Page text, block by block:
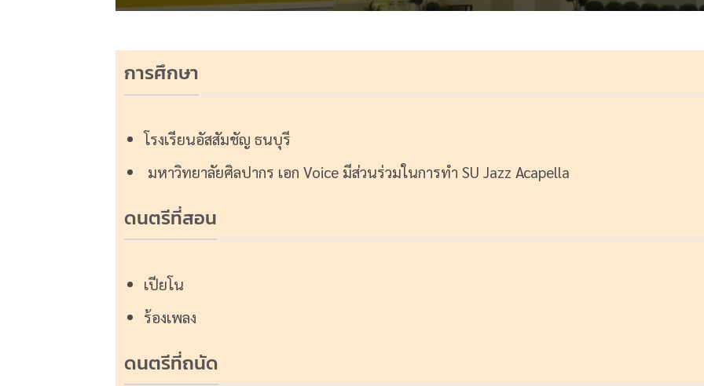
การศึกษา
โรงเรียนอัสสัมชัญ ธนบุรี
มหาวิทยาลัยศิลปากร เอก Voice มีส่วนร่วมในการทำ SU Jazz Acapella
ดนตรีที่สอน
เปียโน
ร้องเพลง
ดนตรีที่ถนัด